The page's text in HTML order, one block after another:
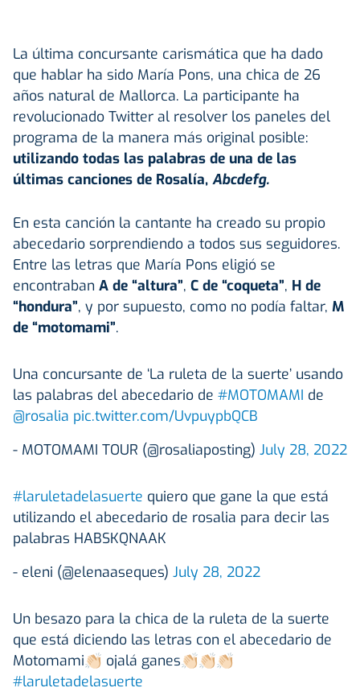
La última concursante carismática que ha dado
que hablar ha sido María Pons, una chica de 26
años natural de Mallorca. La participante ha
revolucionado Twitter al resolver los paneles del
programa de la manera más original posible:
utilizando todas las palabras de una de las
últimas canciones de Rosalía, Abcdefg.
En esta canción la cantante ha creado su propio
abecedario sorprendiendo a todos sus seguidores.
Entre las letras que María Pons eligió se
encontraban A de “altura”, C de “coqueta”, H de
“hondura”, y por supuesto, como no podía faltar, M
de “motomami”.
Una concursante de ‘La ruleta de la suerte’ usando
las palabras del abecedario de #MOTOMAMI de
@rosalia pic.twitter.com/UvpuypbQCB
- MOTOMAMI TOUR (@rosaliaposting) July 28, 2022
#laruletadelasuerte quiero que gane la que está
utilizando el abecedario de rosalia para decir las
palabras HABSKQNAAK
- eleni (@elenaaseques) July 28, 2022
Un besazo para la chica de la ruleta de la suerte
que está diciendo las letras con el abecedario de
Motomami👏🏻 ojalá ganes👏🏻👏🏻👏🏻
#laruletadelasuerte